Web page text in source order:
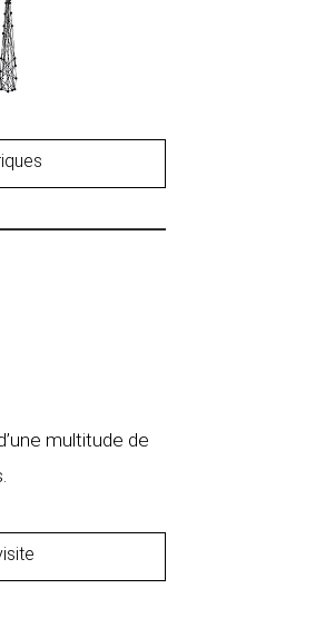
multitude de